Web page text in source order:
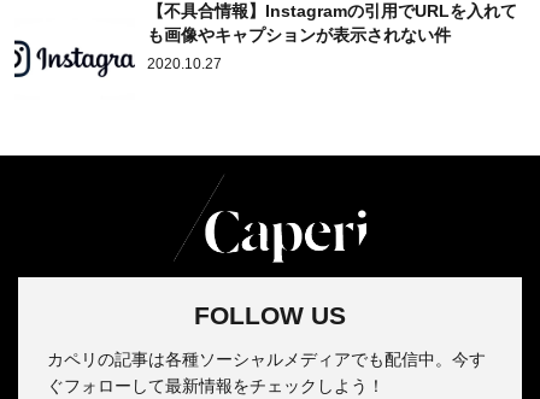
【不具合情報】Instagramの引用でURLを入れて
も画像やキャプションが表示されない件
2020.10.27
FOLLOW US
カペリの記事は各種ソーシャルメディアでも配信中。今す
ぐフォローして最新情報をチェックしよう！